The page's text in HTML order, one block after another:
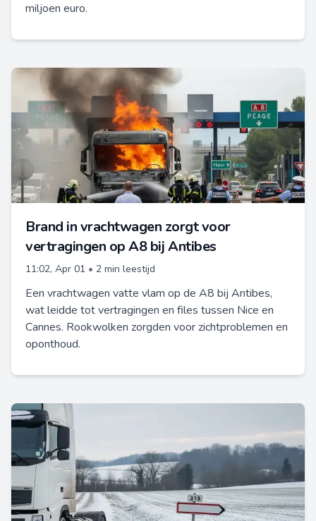
miljoen euro.
Brand in vrachtwagen zorgt voor
vertragingen op A8 bij Antibes
11:02, Apr 01 • 2 min leestijd
Een vrachtwagen vatte vlam op de A8 bij Antibes,
wat leidde tot vertragingen en files tussen Nice en
Cannes. Rookwolken zorgden voor zichtproblemen en
oponthoud.